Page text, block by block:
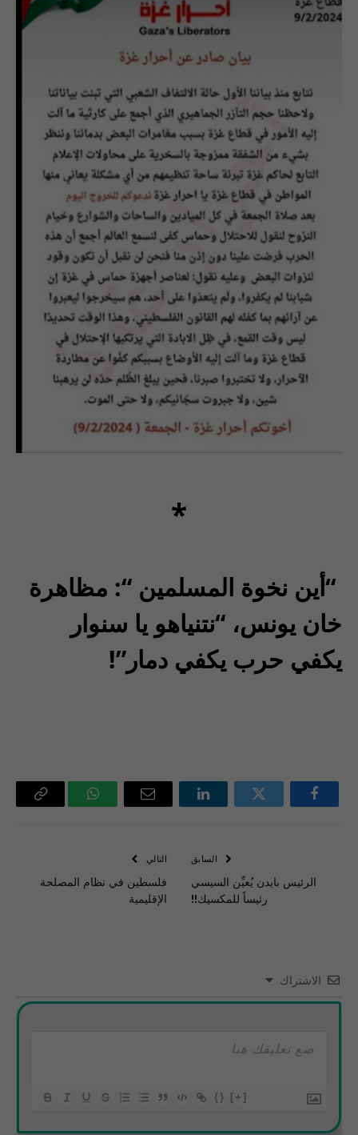
*
“أين نخوة المسلمين “: مظاهرة
خان يونس، “نتنياهو يا سنوار
يكفي حرب يكفي دمار”!
فيسبوك تويتر لينكدإن
البريد
واتساب Copy
السابق
الرئيس بايدن يُعيِّن السيسي
رئيساً للمكسيك!!
التالي
فلسطين في نظام المصلحة
الإقليمية
الاشتراك
{} [+]